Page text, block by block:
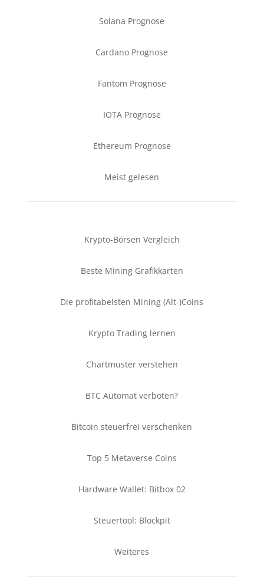
Solana Prognose
Cardano Prognose
Fantom Prognose
IOTA Prognose
Ethereum Prognose
Meist gelesen
Krypto-Börsen Vergleich
Beste Mining Grafikkarten
Die profitabelsten Mining (Alt-)Coins
Krypto Trading lernen
Chartmuster verstehen
BTC Automat verboten?
Bitcoin steuerfrei verschenken
Top 5 Metaverse Coins
Hardware Wallet: Bitbox 02
Steuertool: Blockpit
Weiteres